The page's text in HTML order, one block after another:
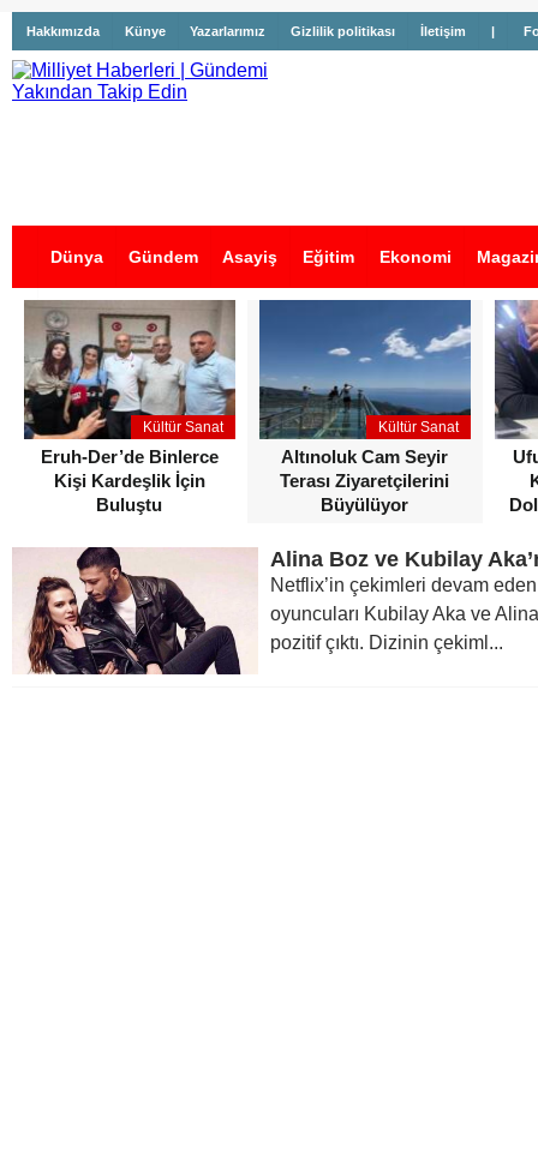
Hakkımızda Künye Yazarlarımız Gizlilik politikası İletişim |
Dünya Gündem Asayiş Eğitim Ekonomi
İş İlanları
Kültür Sanat
Eruh-Der’de Binlerce
Kişi Kardeşlik İçin
Buluştu
Kültür Sanat
Altınoluk Cam Seyir
Terası Ziyaretçilerini
Büyülüyor
Alina Boz ve Kubilay
Netflix’in çekimleri devam
oyuncuları Kubilay Aka ve
pozitif çıktı. Dizinin çekiml...